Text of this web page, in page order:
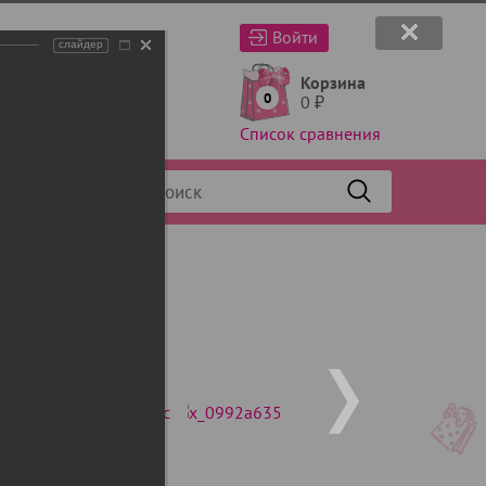
Войти
0
Корзина
0 ₽
Список сравнения
слайдер